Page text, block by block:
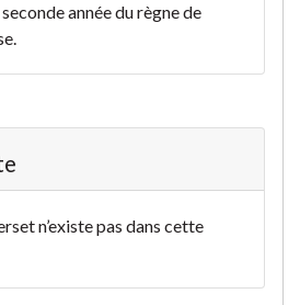
année du règne de
n’existe pas dans cette